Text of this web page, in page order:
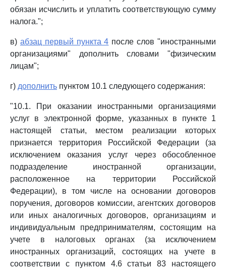
обязан исчислить и уплатить соответствующую сумму
налога.";
в) абзац первый пункта 4 после слов "иностранными
организациями" дополнить словами "физическим
лицам";
г) дополнить пунктом 10.1 следующего содержания:
"10.1. При оказании иностранными организациями
услуг в электронной форме, указанных в пункте 1
настоящей статьи, местом реализации которых
признается территория Российской Федерации (за
исключением оказания услуг через обособленное
подразделение иностранной организации,
расположенное на территории Российской
Федерации), в том числе на основании договоров
поручения, договоров комиссии, агентских договоров
или иных аналогичных договоров, организациям и
индивидуальным предпринимателям, состоящим на
учете в налоговых органах (за исключением
иностранных организаций, состоящих на учете в
соответствии с пунктом 4.6 статьи 83 настоящего